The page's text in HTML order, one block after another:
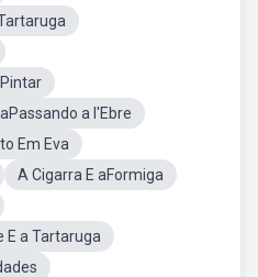
a l'Ebre
Em Eva
A Cigarra E aFormiga
E a Tartaruga